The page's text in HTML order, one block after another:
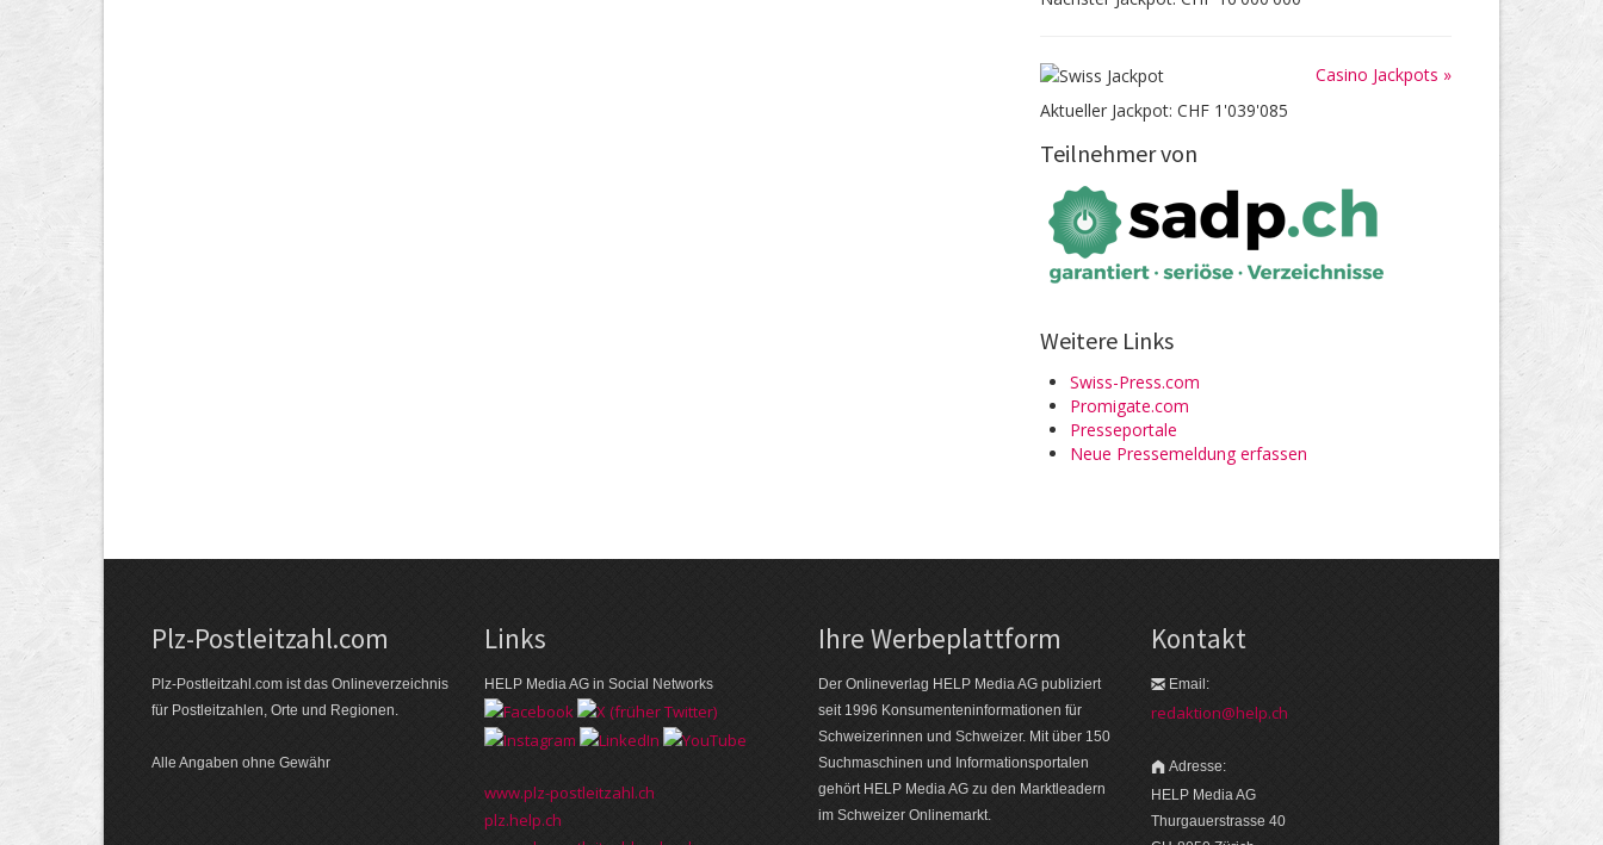
Casino Jackpots »
Aktueller Jackpot: CHF 1'039'085
Teilnehmer von
Weitere Links
Swiss-Press.com
Promigate.com
Presseportale
Neue Pressemeldung erfassen
Plz-Postleitzahl.com
Plz-Postleitzahl.com ist das Onlineverzeichnis
für Postleitzahlen, Orte und Regionen.
Alle Angaben ohne Gewähr
Links
HELP Media AG in Social Networks
www.plz-postleitzahl.ch
plz.help.ch
Ihre Werbeplattform
Der Onlineverlag HELP Media AG publiziert
seit 1996 Konsumenten­informationen für
Schweizerinnen und Schweizer. Mit über 150
Suchmaschinen und Informations­portalen
gehört HELP Media AG zu den Markt­leadern
im Schweizer Onlinemarkt.
Kontakt
Email:
redaktion@help.ch
Adresse:
HELP Media AG
Thurgauerstrasse 40